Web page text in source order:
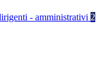
- amministrativi 2